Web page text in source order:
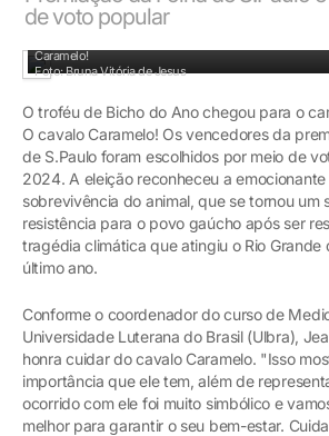
de voto popular
Caramelo!
Foto: Bruna Vitória de Jesus
O troféu de Bicho do Ano chegou para o
O cavalo Caramelo! Os vencedores da
de S.Paulo foram escolhidos por meio de
2024. A eleição reconheceu a
sobrevivência do animal, que se tornou um
resistência para o povo gaúcho após ser
tragédia climática que atingiu o Rio Grande
último ano.
Conforme o coordenador do curso de
Universidade Luterana do Brasil (Ulbra),
honra cuidar do cavalo Caramelo. "Isso
importância que ele tem, além de
ocorrido com ele foi muito simbólico e
melhor para garantir o seu bem-estar.